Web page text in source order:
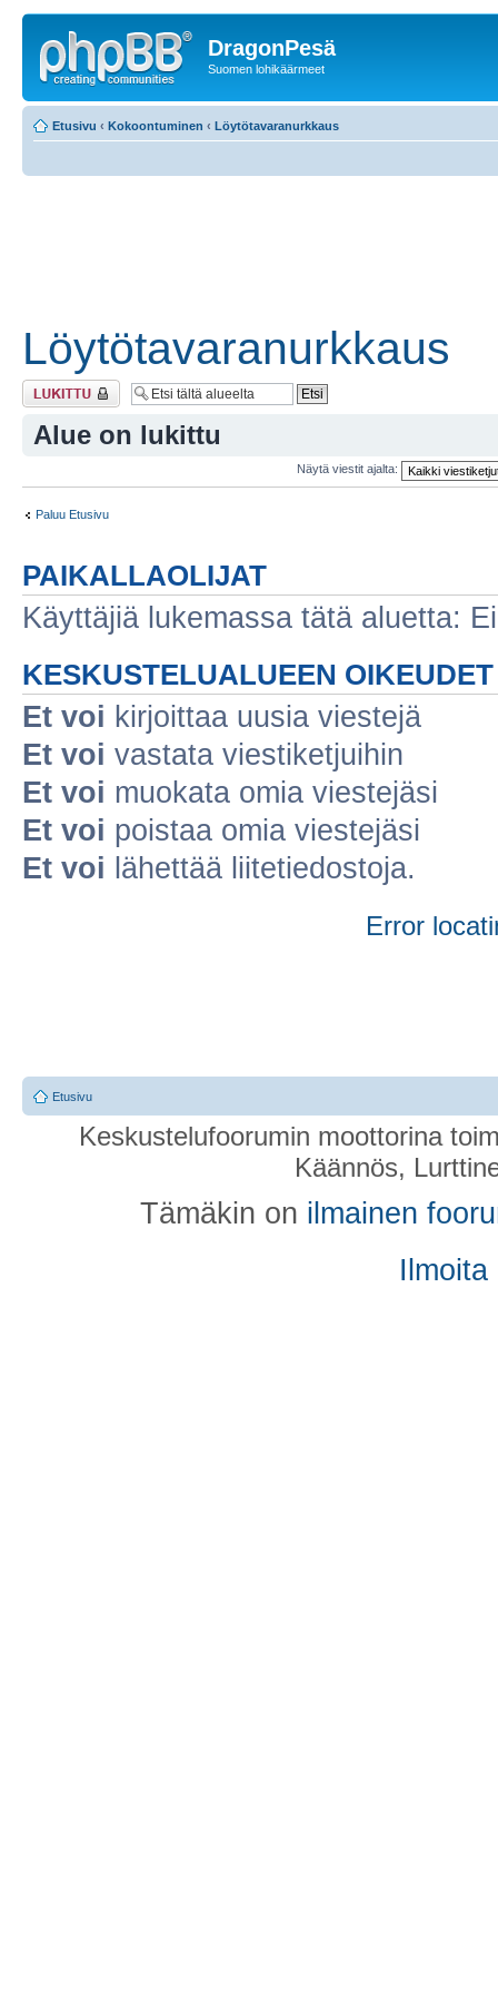
DragonPesä
Suomen lohikäärmeet
Etusivu ‹ Kokoontuminen ‹ Löytötavaranurkkaus
Löytötavaranurkkaus
Alue on lukittu
Alue on lukittu
Näytä viestit ajalta:
Paluu Etusivu
PAIKALLAOLIJAT
Käyttäjiä lukemassa tätä aluetta:
KESKUSTELUALUEEN OIKEUDET
Et voi kirjoittaa uusia viestejä
Et voi vastata viestiketjuihin
Et voi muokata omia viestejäsi
Et voi poistaa omia viestejäsi
Et voi lähettää liitetiedostoja.
Error
Etusivu
Keskustelufoorumin moottorina
Käännös,
Tämäkin on ilmainen